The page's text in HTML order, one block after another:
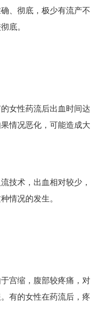
、彻底，极少有流产不
底。
女性药流后出血时间达
情况恶化，可能造成大
术，出血相对较少，
情况的发生。
宫缩，腹部较疼痛，对
有的女性在药流后，疼